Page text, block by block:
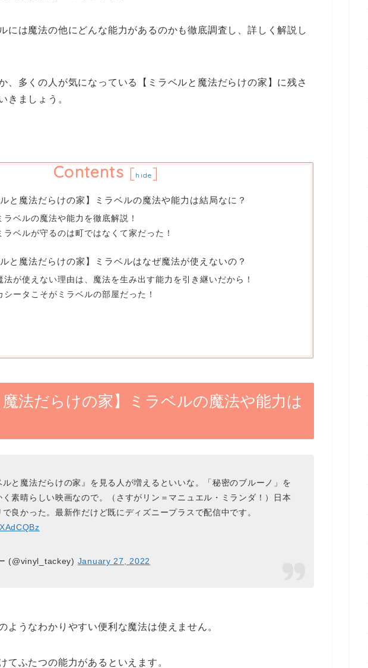
には魔法の他にどんな能力があるのかも徹底調査し、詳しく解説し
、多くの人が気になっている【ミラベルと魔法だらけの家】に残さ
きましょう。
Contents [hide]
ルと魔法だらけの家】ミラベルの魔法や能力は結局なに？
ラベルの魔法や能力を徹底解説！
ラベルが守るのは町ではなくて家だった！
ルと魔法だらけの家】ミラベルはなぜ魔法が使えないの？
法が使えない理由は、魔法を生み出す能力を引き継いだから！
シータこそがミラベルの部屋だった！
魔法だらけの家】ミラベルの魔法や能力は
ルと魔法だらけの家』を見る人が増えるといいな。「秘密のブルーノ」を
素晴らしい映画なので。（さすがリン＝マニュエル・ミランダ！）日本
良かった。最新作だけど既にディズニープラスで配信中です。
(@vinyl_tackey) January 27, 2022
ようなわかりやすい便利な魔法は使えません。
てふたつの能力があるといえます。